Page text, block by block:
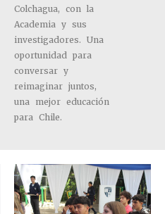
Colchagua, con la
Academia y sus
investigadores. Una
oportunidad para
conversar y
reimaginar juntos,
una mejor educación
para Chile.